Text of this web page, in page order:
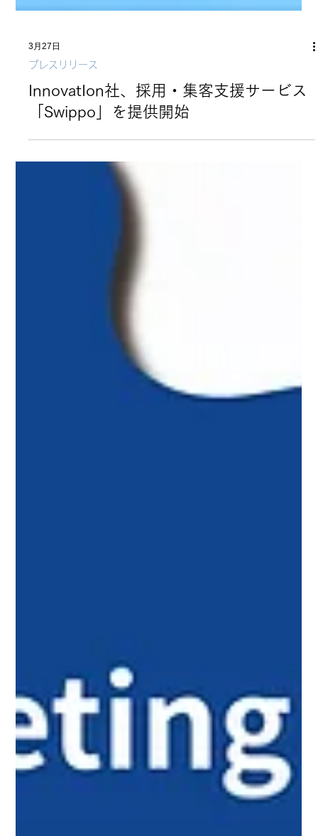
3月27日
InnovatIon社、採用・集客支援サービス
「Swippo」を提供開始